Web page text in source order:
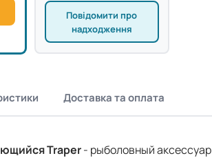
Повідомити про
надходження
Доставка та оплата
Traper- рыболовный